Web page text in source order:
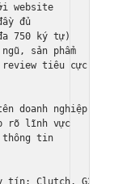
website
đủ
750 ký tự)
sản phẩm
tiêu cực
doanh nghiệp
rõ lĩnh vực
tin
tín: Clutch, G2,